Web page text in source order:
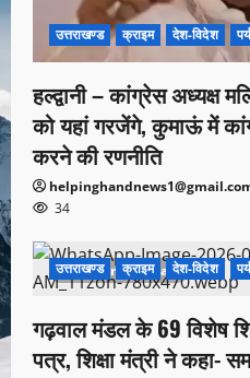
उत्तराखण्ड क्राइम देश-विदेश
हल्द्वानी – कांग्रेस अध्यक्ष
को यहां गरजेंगे, कुमाऊं में
करने की रणनीति
34
1 minute read
उत्तराखण्ड क्राइम देश-विदेश
गढ़वाल मंडल के 69 विशेष
पत्र, शिक्षा मंत्री ने कहा-